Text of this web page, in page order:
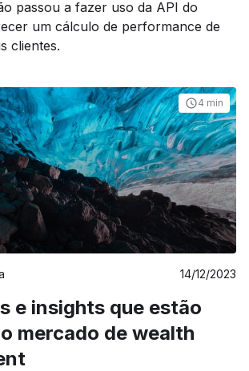
passou a fazer uso da API do
um cálculo de performance de
clientes.
4 min
14/12/2023
e insights que estão
mercado de wealth